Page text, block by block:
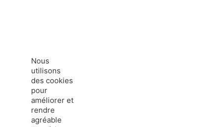
Nous
utilisons
des cookies
pour
améliorer et
rendre
agréable